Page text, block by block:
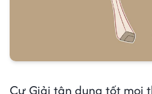
Cự Giải tận dụng tốt mọi